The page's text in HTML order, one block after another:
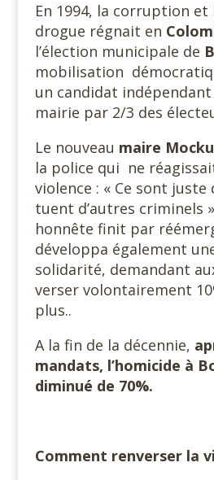
En 1994, la corruption
drogue régnait en
l’élection municipale de
mobilisation
un candidat
mairie par 2/3 des
Le nouveau maire
la police qui ne
violence : « Ce sont
tuent d’autres criminels
honnête finit par
développa également
solidarité, demandant
verser volontairement
plus..
A la fin de la décennie,
mandats, l’homicide à
diminué de 70%.
Comment renverser la